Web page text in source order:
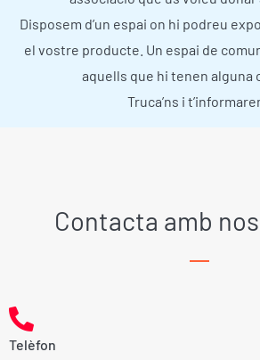
Disposem d’un espai on hi podreu
el vostre producte. Un espai de
aquells que hi tenen alguna
Truca’ns i
Contacta amb
Telèfon